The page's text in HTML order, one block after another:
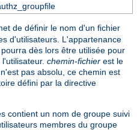
de définir le nom d'un fichier
d'utilisateurs. L'appartenance
dès lors être utilisée pour
chemin-fichier est le
pas absolu, ce chemin est
défini par la directive
contient un nom de groupe suivi
membres du groupe